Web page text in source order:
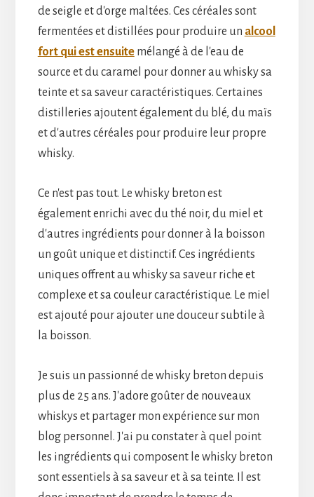
de seigle et d'orge maltées. Ces céréales sont
fermentées et distillées pour produire un alcool
fort qui est ensuitemélangé à de l'eau de
source et du caramel pour donner au whisky sa
teinte et sa saveur caractéristiques. Certaines
distilleries ajoutent également du blé, du maïs
et d'autres céréales pour produire leur propre
whisky.
Ce n'est pas tout. Le whisky breton est
également enrichi avec du thé noir, du miel et
d'autres ingrédients pour donner à la boisson
un goût unique et distinctif. Ces ingrédients
uniques offrent au whisky sa saveur riche et
complexe et sa couleur caractéristique. Le miel
est ajouté pour ajouter une douceur subtile à
la boisson.
Je suis un passionné de whisky breton depuis
plus de 25 ans. J'adore goûter de nouveaux
whiskys et partager mon expérience sur mon
blog personnel. J'ai pu constater à quel point
les ingrédients qui composent le whisky breton
sont essentiels à sa saveur et à sa teinte. Il est